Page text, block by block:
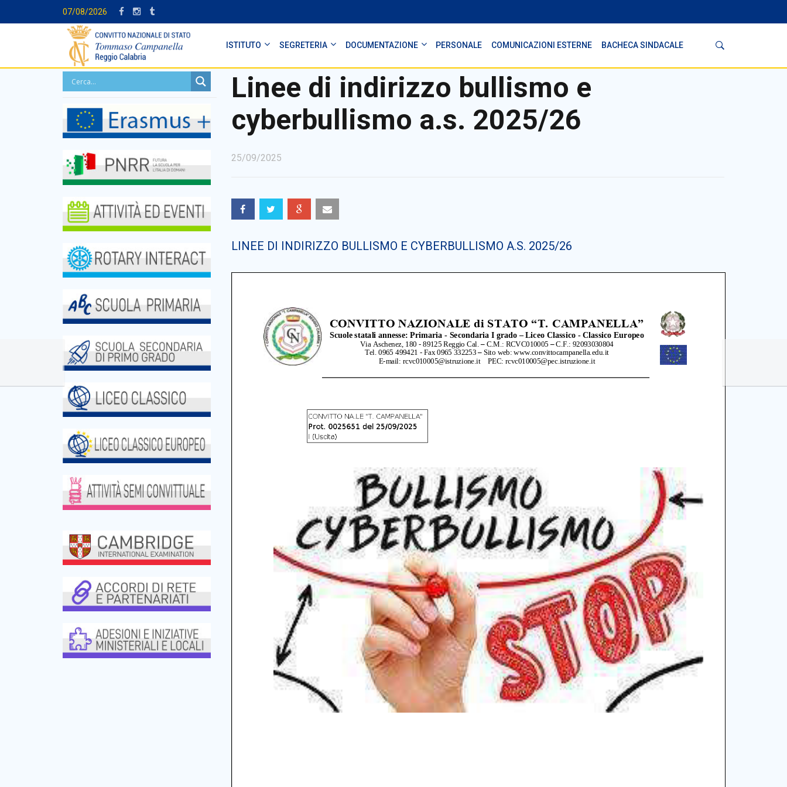
07/08/2026
ISTITUTO SEGRETERIA DOCUMENTAZIONE PERSONALE COMUNICAZIONI ESTERNE BACHECA SINDACALE
Linee di indirizzo bullismo e
cyberbullismo a.s. 2025/26
25/09/2025
LINEE DI INDIRIZZO BULLISMO E CYBERBULLISMO A.S. 2025/26